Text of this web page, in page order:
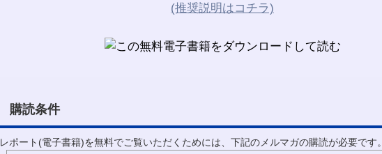
(推奨説明はコチラ)
購読条件
レポート(電子書籍)を無料でご覧いただくためには、下記のメルマガの購読が必要です。